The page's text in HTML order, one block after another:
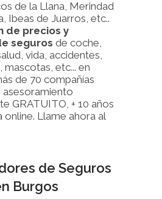
de la Llana, Merindad
Ibeas de Juarros, etc..
de precios y
seguros de coche,
vida, accidentes,
mascotas, etc... en
de 70 compañías
asesoramiento
GRATUITO, + 10 años
online. Llame ahora al
de Seguros
Burgos